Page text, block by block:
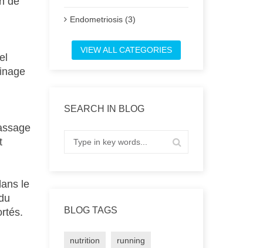
le
Endometriosis (3)
VIEW ALL CATEGORIES
SEARCH IN BLOG
BLOG TAGS
nutrition running